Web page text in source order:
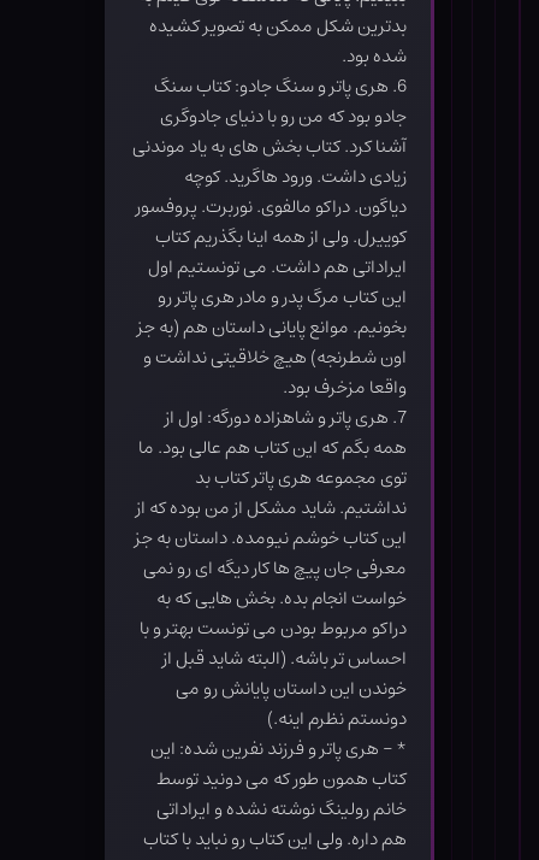
بدترین شکل ممکن به تصویر کشیده
شده بود.
6. هری پاتر و سنگ جادو: کتاب سنگ
جادو بود که من رو با دنیای جادوگری
آشنا کرد. کتاب بخش های به یاد موندنی
زیادی داشت. ورود هاگرید. کوچه
دیاگون. دراکو مالفوی. نوربرت. پروفسور
کوییرل. ولی از همه اینا بگذریم کتاب
ایراداتی هم داشت. می تونستیم اول
این کتاب مرگ پدر و مادر هری پاتر رو
بخونیم. موانع پایانی داستان هم (به جز
اون شطرنجه) هیچ خلاقیتی نداشت و
واقعا مزخرف بود.
7. هری پاتر و شاهزاده دورگه: اول از
همه بگم که این کتاب هم عالی بود. ما
توی مجموعه هری پاتر کتاب بد
نداشتیم. شاید مشکل از من بوده که از
این کتاب خوشم نیومده. داستان به جز
معرفی جان پیچ ها کار دیگه ای رو نمی
خواست انجام بده. بخش هایی که به
دراکو مربوط بودن می تونست بهتر و با
احساس تر باشه. (البته شاید قبل از
خوندن این داستان پایانش رو می
دونستم نظرم اینه.)
* – هری پاتر و فرزند نفرین شده: این
کتاب همون طور که می دونید توسط
خانم رولینگ نوشته نشده و ایراداتی
هم داره. ولی این کتاب رو نباید با کتاب